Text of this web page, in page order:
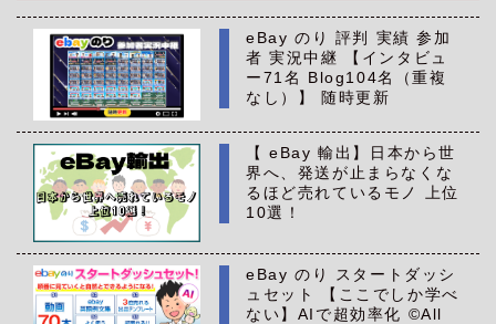
eBay のり 評判 実績 参加
者 実況中継 【インタビュ
ー71名 Blog104名（重複
なし）】 随時更新
【 eBay 輸出】日本から世
界へ、発送が止まらなくな
るほど売れているモノ 上位
10選！
eBay のり スタートダッシ
ュセット 【ここでしか学べ
ない】AIで超効率化 ©All